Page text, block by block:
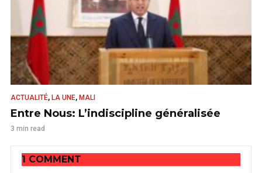
ACTUALITÉ, LA UNE, MALI
Entre Nous: L’indiscipline généralisée
3 min read
1 COMMENT